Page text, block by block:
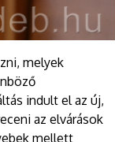
melyek
indult el az új,
az elvárások
mellett